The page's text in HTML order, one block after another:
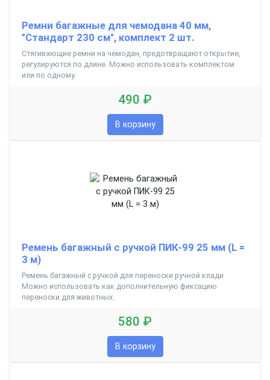
Ремни багажные для чемодана 40 мм,
"Cтандарт 230 см", комплект 2 шт.
Стягивающие ремни на чемодан, предотвращают открытие,
регулируются по длине. Можно использовать комплектом
или по одному.
490 ₽
В корзину
Ремень багажный с ручкой ПИК-99 25 мм (L =
3 м)
Ремень багажный с ручкой для переноски ручной клади
Можно использовать как дополнительную фиксацию
переноски для животных.
580 ₽
В корзину